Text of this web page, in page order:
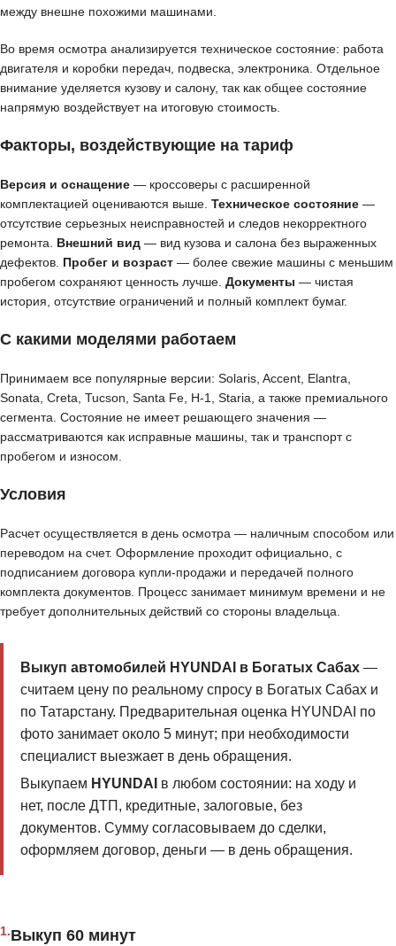
между внешне похожими машинами.
Во время осмотра анализируется техническое состояние: работа
двигателя и коробки передач, подвеска, электроника. Отдельное
внимание уделяется кузову и салону, так как общее состояние
напрямую воздействует на итоговую стоимость.
Факторы, воздействующие на тариф
Версия и оснащение — кроссоверы с расширенной
комплектацией оцениваются выше. Техническое состояние —
отсутствие серьезных неисправностей и следов некорректного
ремонта. Внешний вид — вид кузова и салона без выраженных
дефектов. Пробег и возраст — более свежие машины с меньшим
пробегом сохраняют ценность лучше. Документы — чистая
история, отсутствие ограничений и полный комплект бумаг.
С какими моделями работаем
Принимаем все популярные версии: Solaris, Accent, Elantra,
Sonata, Creta, Tucson, Santa Fe, H-1, Staria, а также премиального
сегмента. Состояние не имеет решающего значения —
рассматриваются как исправные машины, так и транспорт с
пробегом и износом.
Условия
Расчет осуществляется в день осмотра — наличным способом или
переводом на счет. Оформление проходит официально, с
подписанием договора купли-продажи и передачей полного
комплекта документов. Процесс занимает минимум времени и не
требует дополнительных действий со стороны владельца.
Выкуп автомобилей HYUNDAI в Богатых Сабах—
считаем цену по реальному спросу в Богатых Сабах и
по Татарстану. Предварительная оценка HYUNDAI по
фото занимает около 5 минут; при необходимости
специалист выезжает в день обращения.
Выкупаем HYUNDAI в любом состоянии: на ходу и
нет, после ДТП, кредитные, залоговые, без
документов. Сумму согласовываем до сделки,
оформляем договор, деньги — в день обращения.
1.Выкуп 60 минут